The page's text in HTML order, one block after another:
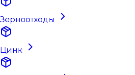
Зерноотходы
Цинк